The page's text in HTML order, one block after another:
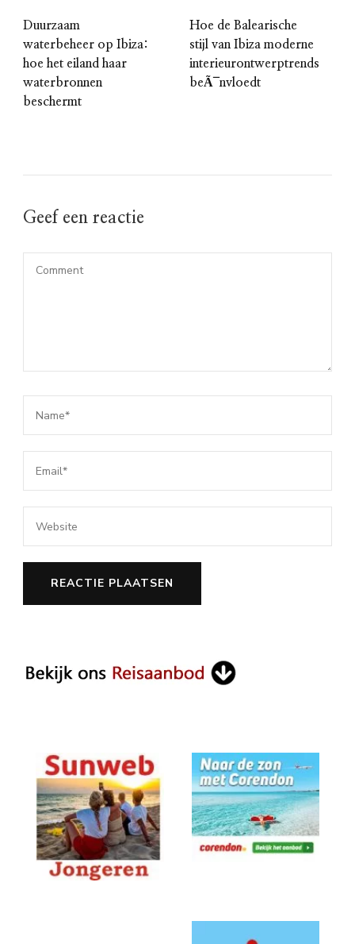
Duurzaam
waterbeheer op Ibiza:
hoe het eiland haar
waterbronnen
beschermt
Hoe de Balearische
stijl van Ibiza moderne
interieurontwerptrends
beÃ¯nvloedt
Geef een reactie